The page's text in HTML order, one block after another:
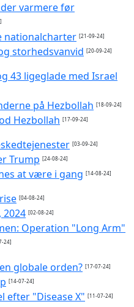
varmere før
nationalcharter [21-09-24]
storhedsvanvid [20-09-24]
43 ligeglade med Israel
på Hezbollah [18-09-24]
Hezbollah [17-09-24]
[03-09-24]
Trump [24-08-24]
at være i gang [14-08-24]
[04-08-24]
2024 [02-08-24]
Operation "Long Arm"
24]
globale orden? [17-07-24]
[14-07-24]
efter "Disease X" [11-07-24]